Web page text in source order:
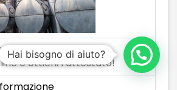
al corso di
e ottieni l’attestato!
Hai bisogno di aiuto?